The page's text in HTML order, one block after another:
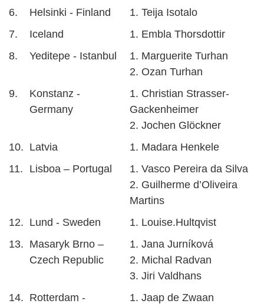
6.
Helsinki - Finland
1. Teija Isotalo
7.
Iceland
1. Embla Thorsdottir
8.
Yeditepe - Istanbul
1. Marguerite Turhan
2. Ozan Turhan
9.
Konstanz -
Germany
1. Christian Strasser-
Gackenheimer
2. Jochen Glöckner
10. Latvia
1. Madara Henkele
11.
Lisboa – Portugal
1. Vasco Pereira da Silva
2. Guilherme d’Oliveira
Martins
12. Lund - Sweden
1. Louise.Hultqvist
13. Masaryk Brno –
Czech Republic
1. Jana Jurníková
2. Michal Radvan
3. Jiri Valdhans
14. Rotterdam - 1. Jaap de Zwaan